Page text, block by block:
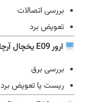
بررسی اتصالات
تعویض برد
ارور E09 یخچال آرچلیک – برد اصلی
بررسی برق
ریست یا تعویض برد